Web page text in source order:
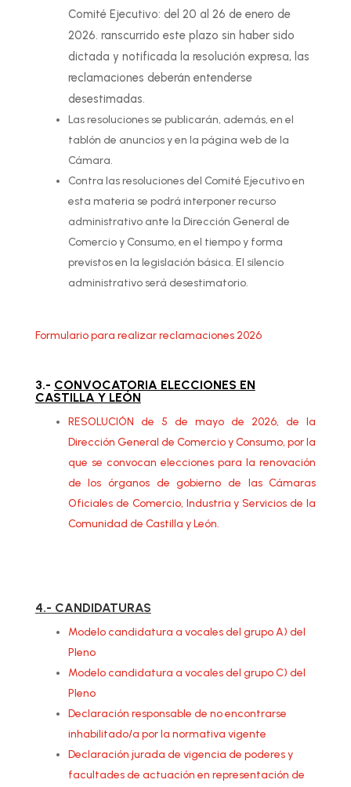
Comité Ejecutivo: del 20 al 26 de enero de
2026. ranscurrido este plazo sin haber sido
dictada y notificada la resolución expresa, las
reclamaciones deberán entenderse
desestimadas.
Las resoluciones se publicarán, además, en el
tablón de anuncios y en la página web de la
Cámara.
Contra las resoluciones del Comité Ejecutivo en
esta materia se podrá interponer recurso
administrativo ante la Dirección General de
Comercio y Consumo, en el tiempo y forma
previstos en la legislación básica. El silencio
administrativo será desestimatorio.
Formulario para realizar reclamaciones 2026
3.- CONVOCATORIA ELECCIONES EN
CASTILLA Y LEÓN
RESOLUCIÓN de 5 de mayo de 2026, de la
Dirección General de Comercio y Consumo, por la
que se convocan elecciones para la renovación
de los órganos de gobierno de las Cámaras
Oficiales de Comercio, Industria y Servicios de la
Comunidad de Castilla y León.
4.- CANDIDATURAS
Modelo candidatura a vocales del grupo A) del
Pleno
Modelo candidatura a vocales del grupo C) del
Pleno
Declaración responsable de no encontrarse
inhabilitado/a por la normativa vigente
Declaración jurada de vigencia de poderes y
facultades de actuación en representación de